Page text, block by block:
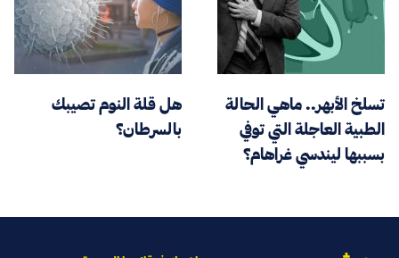
تسلخ الأبهر.. ماهي الحالة
الطبية العاجلة التي توفي
بسببها ليندسي غراهام؟
هل قلة النوم تصيبك
بالسرطان؟